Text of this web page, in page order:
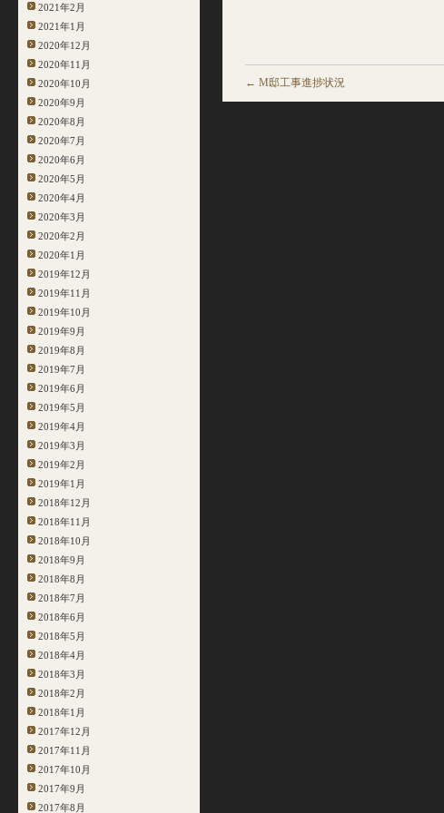
2021年2月
2021年1月
2020年12月
2020年11月
2020年10月
2020年9月
2020年8月
2020年7月
2020年6月
2020年5月
2020年4月
2020年3月
2020年2月
2020年1月
2019年12月
2019年11月
2019年10月
2019年9月
2019年8月
2019年7月
2019年6月
2019年5月
2019年4月
2019年3月
2019年2月
2019年1月
2018年12月
2018年11月
2018年10月
2018年9月
2018年8月
2018年7月
2018年6月
2018年5月
2018年4月
2018年3月
2018年2月
2018年1月
2017年12月
2017年11月
2017年10月
2017年9月
2017年8月
← M邸工事進捗状況